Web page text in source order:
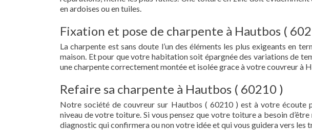
en ardoises ou en tuiles.
Fixation et pose de charpente à Hautbos (
La charpente est sans doute l’un des éléments les plus exigeants en
maison. Et pour que votre habitation soit épargnée des variations de
une charpente correctement montée et isolée grace à votre couvreur à
Refaire sa charpente à Hautbos ( 60210 )
Notre société de couvreur sur Hautbos ( 60210 ) est à votre écoute
niveau de votre toiture. Si vous pensez que votre toiture a besoin
diagnostic qui confirmera ou non votre idée et qui vous guidera vers les